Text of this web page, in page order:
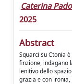
Caterina
2025
Abstract
Squarci su Ctonia
finzione, indagano
lenitivo dello
grazia e con